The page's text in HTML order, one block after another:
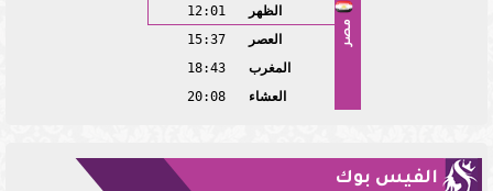
مصر
الظهر
12:01
العصر
15:37
المغرب
18:43
العشاء
20:08
الفيس بوك